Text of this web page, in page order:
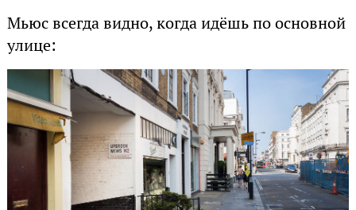
Мьюс всегда видно, когда идёшь по основной
улице: